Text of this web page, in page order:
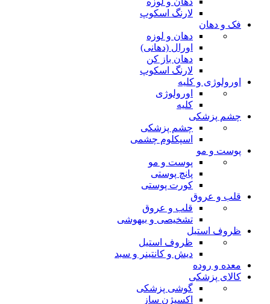
لارنگ اسکوپ
فک و دهان
دهان و لوزه
اورال (دهانی)
دهان باز کن
لارنگ اسکوپ
اورولوژی و کلیه
اورولوژی
کلیه
چشم پزشکی
چشم پزشکی
اسپکلوم چشمی
پوست و مو
پوست و مو
پانچ پوستی
کورت پوستی
قلب و عروق
قلب و عروق
تشخیصی و بیهوشی
ظروف استیل
ظروف استیل
دیش و کانتینر و سبد
معده و روده
کالای پزشکی
گوشی پزشکی
اکسیژن ساز